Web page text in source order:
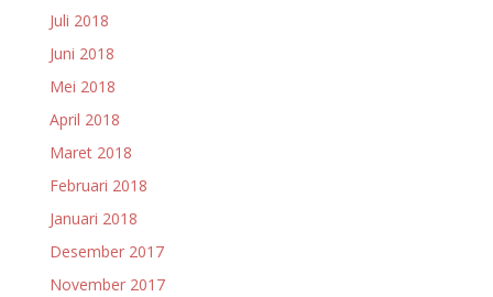
Juli 2018
Juni 2018
Mei 2018
April 2018
Maret 2018
Februari 2018
Januari 2018
Desember 2017
November 2017